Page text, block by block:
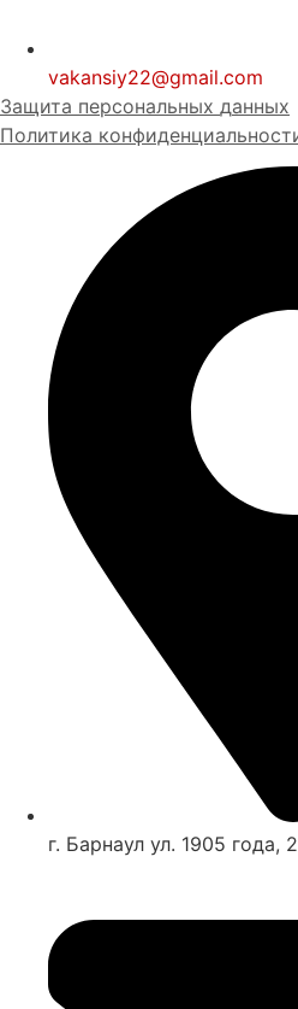
vakansiy22@gmail.com
Защита персональных данных
Политика
г. Барнаул ул. 1905 года,